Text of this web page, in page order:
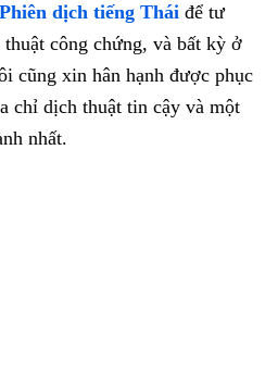
Phiên dịch tiếng Thái để tư
công chứng, và bất kỳ ở
cũng xin hân hạnh được phục
chỉ dịch thuật tin cậy và một
nhất.